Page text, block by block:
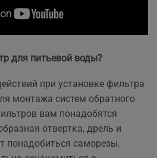
для питьевой воды?
при установке фильтра
монтажа систем обратного
вам понадобятся
отвертка, дрель и
понадобиться саморезы.